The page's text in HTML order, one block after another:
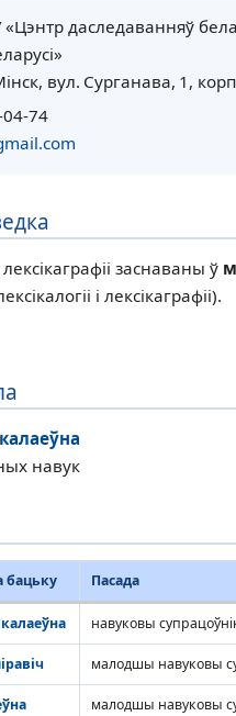
даследаванняў
вул. Сурганава, 1,
лексікаграфіі заснаваны ў
і лексікаграфіі).
навук
бацьку Пасада
навуковы
малодшы навуковы
малодшы навуковы